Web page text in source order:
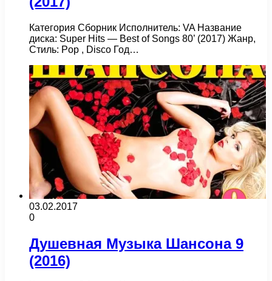
Категория Сборник Исполнитель: VA Название
диска: Super Hits — Best of Songs 80’ (2017) Жанр,
Стиль: Pop , Disco Год…
03.02.2017
0
Душевная Музыка Шансона 9
(2016)